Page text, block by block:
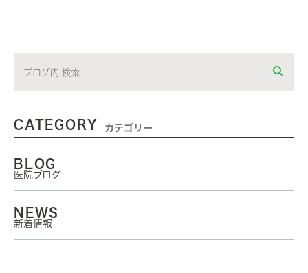
CATEGORY カテゴリー
BLOG
医院ブログ
NEWS
新着情報